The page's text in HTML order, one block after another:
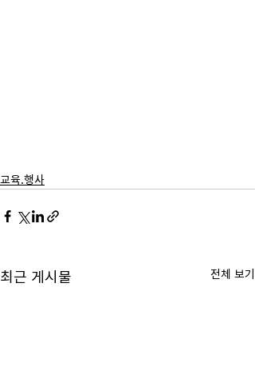
교육.행사
최근 게시물 전체 보기